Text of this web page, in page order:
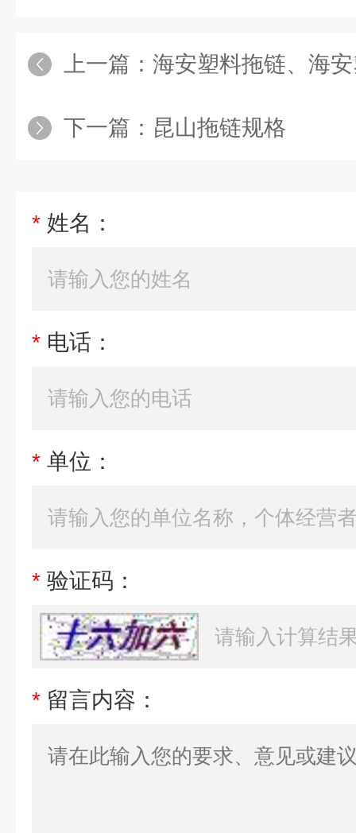
上一篇： 海安塑料拖链、海
下一篇： 昆山拖链规格
* 姓名：
* 电话：
* 单位：
* 验证码：
* 留言内容：